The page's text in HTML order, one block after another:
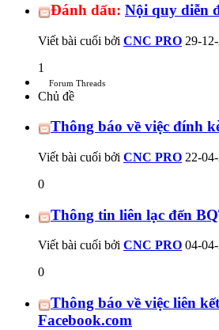
Đánh dấu: Nội quy diễn
Viết bài cuối bởi CNC PRO 29-
1
Forum Threads
Chủ đề
Thông báo về việc đính
Viết bài cuối bởi CNC PRO 22-
0
Thông tin liên lạc đến
Viết bài cuối bởi CNC PRO 04-
0
Thông báo về việc liên
Facebook.com